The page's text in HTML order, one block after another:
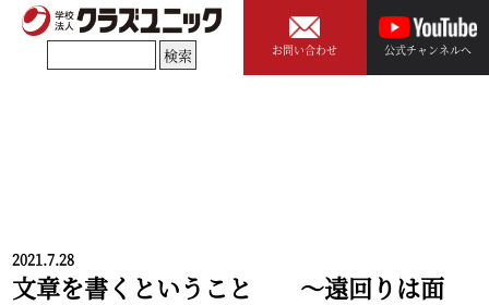
お問い合わせ 公式チャンネルへ
2021.7.28
文章を書くということ ～遠回りは面